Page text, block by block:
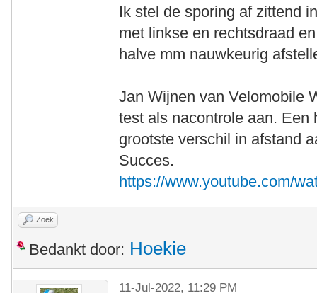
Ik stel de sporing af zittend
met linkse en rechtsdraad
halve mm nauwkeurig
Jan Wijnen van Velomobile
test als nacontrole aan.
grootste verschil in afstand
Succes.
https://www.youtube.com/
Zoek
Bedankt door: Hoekie
11-Jul-2022, 11:29 PM